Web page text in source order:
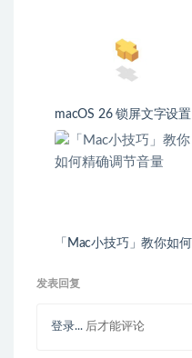
macOS 26 锁屏文字设置
教程：一步步教你添加个
性签名
「Mac小技巧」教你如何
发表回复
登录... 后才能评论